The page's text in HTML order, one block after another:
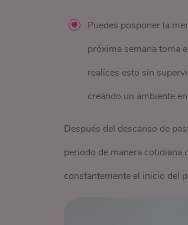
Puedes posponer la
próxima semana toma
realices esto sin
creando un ambiente
Después del descanso de
periodo de manera cotidiana
constantemente el inicio del